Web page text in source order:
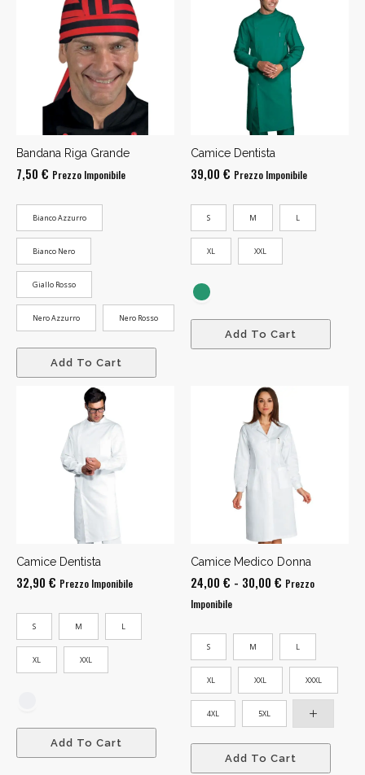
Bandana Riga Grande
7,50 € Prezzo Imponibile
Bianco Azzurro
Bianco Nero
Giallo Rosso
Nero Azzurro Nero Rosso
Add To Cart
Camice Dentista
39,00 € Prezzo Imponibile
S M L
XL XXL
Add To Cart
Camice Dentista
32,90 € Prezzo Imponibile
S M L
XL XXL
Add To Cart
Camice Medico Donna
24,00 € - 30,00 € Fascia
24,00 €
30,00 €
Prezzo
Imponibile
S M L
XL XXL XXXL
4XL 5XL
Add To Cart